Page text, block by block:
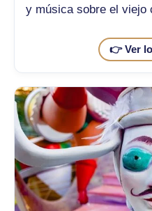
y música sobre el viejo
👉 Ver